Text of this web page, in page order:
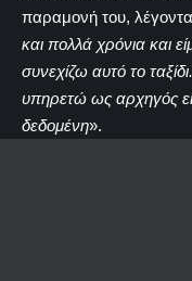
παραμονή του,
και πολλά χρόνια και
συνεχίζω αυτό το
υπηρετώ ως αρχηγός
δεδομένη».